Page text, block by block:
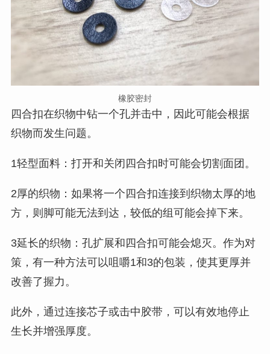
橡胶密封
四合扣在织物中钻一个孔并击中，因此可能会根据
织物而发生问题。
1轻型面料：打开和关闭四合扣时可能会切割面团。
2厚的织物：如果将一个四合扣连接到织物太厚的地
方，则脚可能无法到达，较低的组可能会掉下来。
3延长的织物：孔扩展和四合扣可能会熄灭。作为对
策，有一种方法可以咀嚼1和3的包装，使其更厚并
改善了握力。
此外，通过连接芯子或击中胶带，可以有效地停止
生长并增强厚度。